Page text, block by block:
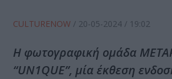
CULTURENOW / 20-05-2024 / 19:02
Η φωτογραφική ομάδα
“UN1QUE”, μία έκθεση